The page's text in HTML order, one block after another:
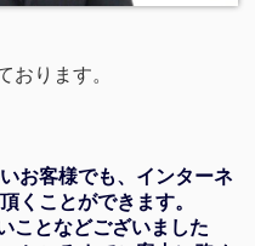
おります。
お客様でも、インターネ
くことができます。
ことなどございました